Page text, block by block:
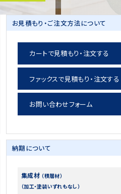
お見積もり・ご注文方法について
カートで見積もり・注文する
ファックスで見積もり・注文する
お問い合わせフォーム
納期について
集成材 （積層材）
（加工・塗装いずれもなし）